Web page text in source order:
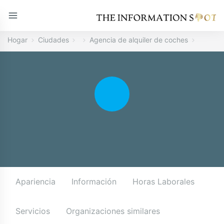
Hogar Ciudades Agencia de alquiler de coches
Apariencia Información Horas Laborales
Servicios Organizaciones similares